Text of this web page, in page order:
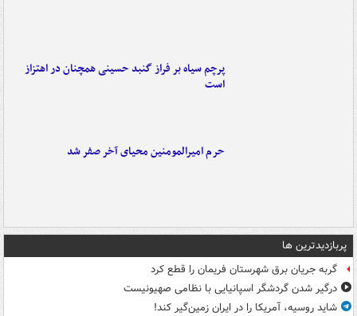
پرچم سیاه بر فراز گنبد حسینی همچنان در اهتزاز
است
حرم امیرالمومنین محیای آخر صفر شد
پربازدیدترین ها
گربه جریان برق شهرستان فریمان را قطع کرد
درگیر شدن گردشگر اسپانیایی با نظامی صهیونیست
شاید روسیه، آمریکا را در ایران زمین‌گیر کند!